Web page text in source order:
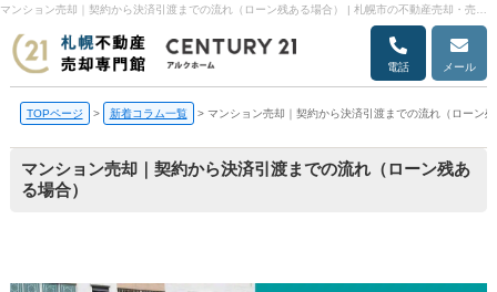
電話 メール
TOPページ > 新着コラム一覧 > マンション売却｜契約から決済引渡までの流れ（ローン
マンション売却｜契約から決済引渡までの流れ（ローン残あ
る場合）